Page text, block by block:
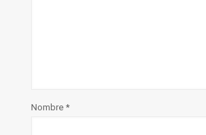
Nombre *